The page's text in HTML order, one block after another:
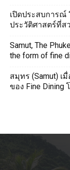
เปิดประสบการณ์
ประวัติศาสตร์ที่ส
Samut, The
the form of fine
สมุทร (Samut) เ
ของ Fine Dining